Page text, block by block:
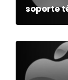
soporte